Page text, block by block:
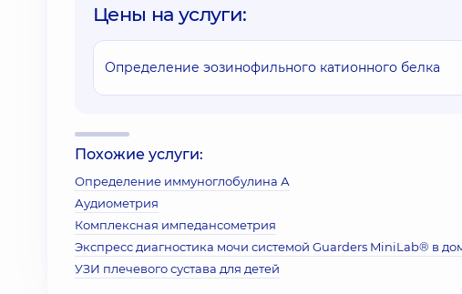
Цены на услуги:
Определение эозинофильного катионного белка
Похожие услуги:
Определение иммуноглобулина А
Аудиометрия
Комплексная импедансометрия
Экспресс диагностика мочи системой Guarders MiniLab® в
УЗИ плечевого сустава для детей